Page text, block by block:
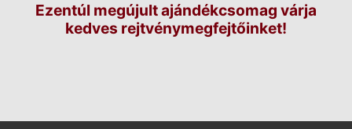
Ezentúl megújult ajándékcsomag várja
kedves rejtvénymegfejtőinket!